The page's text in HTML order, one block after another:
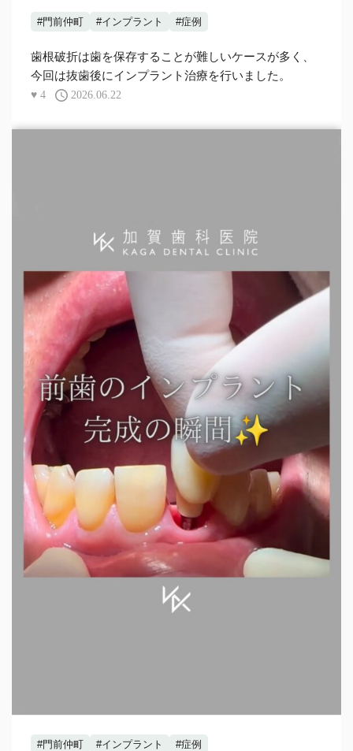
#門前仲町 #インプラント #症例
歯根破折は歯を保存することが難しいケースが多く、
今回は抜歯後にインプラント治療を行いました。
♥ 4 2026.06.22
#門前仲町 #インプラント #症例